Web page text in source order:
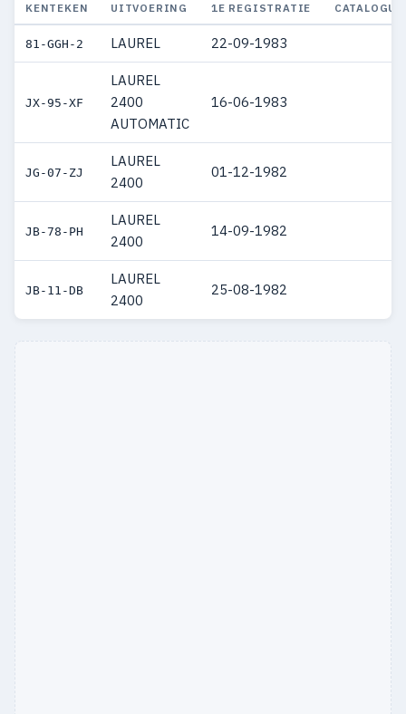
KENTEKEN UITVOERING 1E REGISTRATIE
81-GGH-2 LAUREL 22-09-1983
JX-95-XF
LAUREL
2400
AUTOMATIC
16-06-1983
JG-07-ZJ
LAUREL
2400
01-12-1982
JB-78-PH
LAUREL
2400
14-09-1982
JB-11-DB
LAUREL
2400
25-08-1982